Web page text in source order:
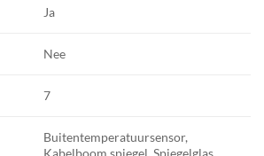
Ja
Nee
7
Buitentemperatuursensor,